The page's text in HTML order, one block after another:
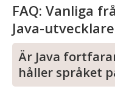
FAQ: Vanliga
Java-utvecklare
Är Java
håller språket